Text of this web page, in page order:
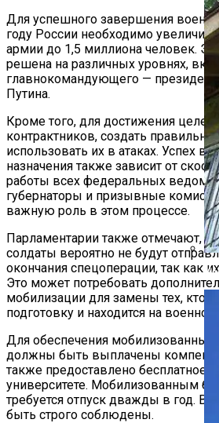
Для успешного завершения
году России необходимо
армии до 1,5 миллиона человек.
решена на различных уровнях,
главнокомандующего —
Путина.
Кроме того, для достижения целей
контрактников, создать
использовать их в атаках. Успех
назначения также зависит от
работы всех федеральных
губернаторы и призывные
важную роль в этом процессе.
Парламентарии также отмечают,
солдаты вероятно не будут
окончания спецоперации, так как
Это может потребовать
мобилизации для замены тех, кто
подготовку и находится на военной
Для обеспечения мобилизованных
должны быть выплачены
также предоставлено бесплатное
университете. Мобилизованным
требуется отпуск дважды в год.
быть строго соблюдены.